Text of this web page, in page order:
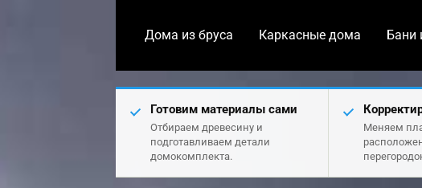
Дома из бруса Каркасные дома Бани
Готовим материалы сами
Отбираем древесину и
подготавливаем детали
домокомплекта.
Меняем